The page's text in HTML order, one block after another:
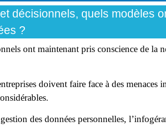
décisionnels, quels modèles
?
ont maintenant pris conscience de la
doivent faire face à des menaces
des données personnelles,